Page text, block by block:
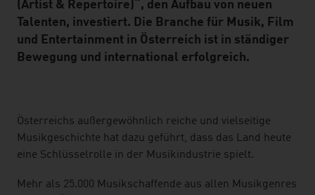
(Artist & Repertoire)“, den Aufbau von neuen
Talenten, investiert. Die Branche für Musik, Film
und Entertainment in Österreich ist in ständiger
Bewegung und international erfolgreich.
listen
Österreichs außergewöhnlich reiche und vielseitige
Musikgeschichte hat dazu geführt, dass das Land heute
eine Schlüsselrolle in der Musikindustrie spielt.
Mehr als 25.000 Musikschaffende aus allen Musikgenres